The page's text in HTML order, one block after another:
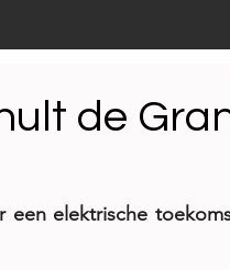
de
een elektrische